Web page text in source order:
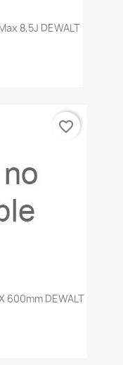
8,5J DEWALT
600mm DEWALT
favorite_border